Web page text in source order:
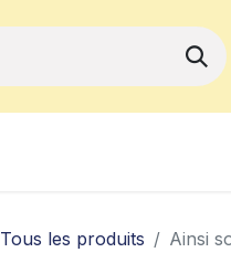
Tous les produits Ainsi